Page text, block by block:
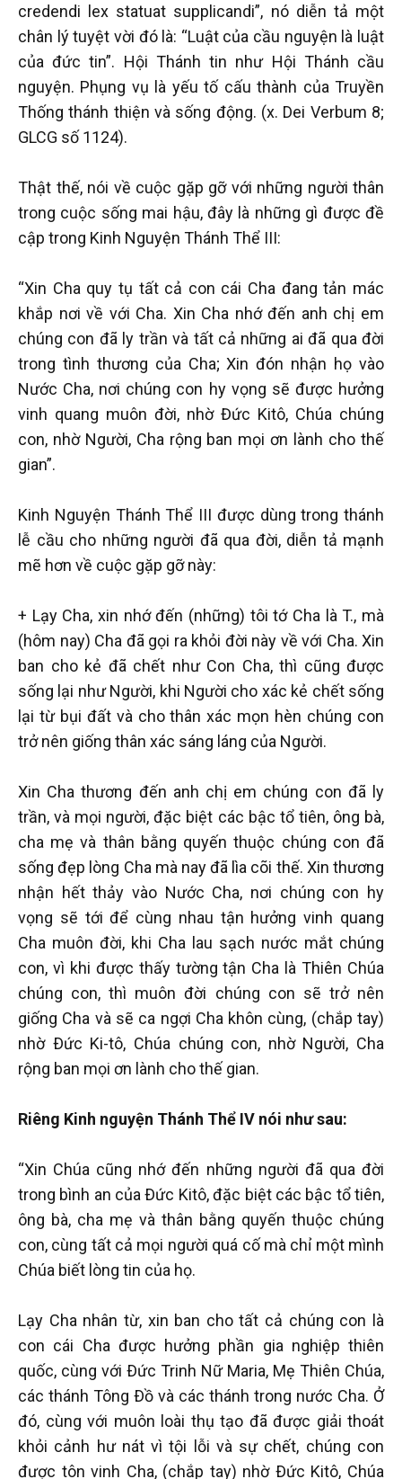
credendi lex statuat supplicandi”, nó diễn tả một
chân lý tuyệt vời đó là: “Luật của cầu nguyện là luật
của đức tin”. Hội Thánh tin như Hội Thánh cầu
nguyện. Phụng vụ là yếu tố cấu thành của Truyền
Thống thánh thiện và sống động. (x. Dei Verbum 8;
GLCG số 1124).
Thật thế, nói về cuộc gặp gỡ với những người thân
trong cuộc sống mai hậu, đây là những gì được đề
cập trong Kinh Nguyện Thánh Thể III:
“Xin Cha quy tụ tất cả con cái Cha đang tản mác
khắp nơi về với Cha. Xin Cha nhớ đến anh chị em
chúng con đã ly trần và tất cả những ai đã qua đời
trong tình thương của Cha; Xin đón nhận họ vào
Nước Cha, nơi chúng con hy vọng sẽ được hưởng
vinh quang muôn đời, nhờ Đức Kitô, Chúa chúng
con, nhờ Người, Cha rộng ban mọi ơn lành cho thế
gian”.
Kinh Nguyện Thánh Thể III được dùng trong thánh
lễ cầu cho những người đã qua đời, diễn tả mạnh
mẽ hơn về cuộc gặp gỡ này:
+ Lạy Cha, xin nhớ đến (những) tôi tớ Cha là T., mà
(hôm nay) Cha đã gọi ra khỏi đời này về với Cha. Xin
ban cho kẻ đã chết như Con Cha, thì cũng được
sống lại như Người, khi Người cho xác kẻ chết sống
lại từ bụi đất và cho thân xác mọn hèn chúng con
trở nên giống thân xác sáng láng của Người.
Xin Cha thương đến anh chị em chúng con đã ly
trần, và mọi người, đặc biệt các bậc tổ tiên, ông bà,
cha mẹ và thân bằng quyến thuộc chúng con đã
sống đẹp lòng Cha mà nay đã lìa cõi thế. Xin thương
nhận hết thảy vào Nước Cha, nơi chúng con hy
vọng sẽ tới để cùng nhau tận hưởng vinh quang
Cha muôn đời, khi Cha lau sạch nước mắt chúng
con, vì khi được thấy tường tận Cha là Thiên Chúa
chúng con, thì muôn đời chúng con sẽ trở nên
giống Cha và sẽ ca ngợi Cha khôn cùng, (chắp tay)
nhờ Ðức Ki-tô, Chúa chúng con, nhờ Người, Cha
rộng ban mọi ơn lành cho thế gian.
Riêng Kinh nguyện Thánh Thể IV nói như sau:
“Xin Chúa cũng nhớ đến những người đã qua đời
trong bình an của Ðức Kitô, đặc biệt các bậc tổ tiên,
ông bà, cha mẹ và thân bằng quyến thuộc chúng
con, cùng tất cả mọi người quá cố mà chỉ một mình
Chúa biết lòng tin của họ.
Lạy Cha nhân từ, xin ban cho tất cả chúng con là
con cái Cha được hưởng phần gia nghiệp thiên
quốc, cùng với Ðức Trinh Nữ Maria, Mẹ Thiên Chúa,
các thánh Tông Ðồ và các thánh trong nước Cha. Ở
đó, cùng với muôn loài thụ tạo đã được giải thoát
khỏi cảnh hư nát vì tội lỗi và sự chết, chúng con
được tôn vinh Cha, (chắp tay) nhờ Ðức Kitô, Chúa